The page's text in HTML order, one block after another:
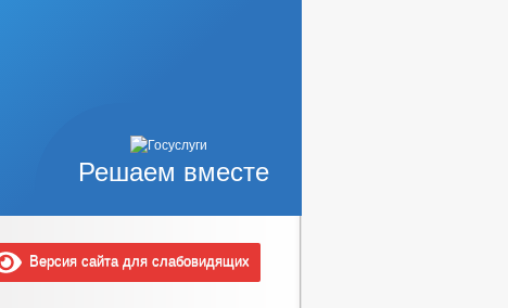
Решаем вместе
Версия сайта для слабовидящих